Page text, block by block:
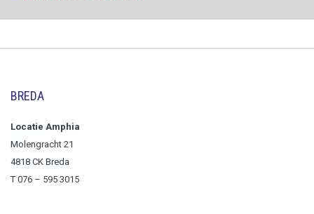
BREDA
Locatie Amphia
Molengracht 21
4818 CK Breda
T 076 – 595 3015